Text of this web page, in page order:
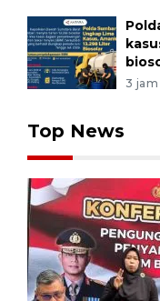
3 jam
Top News